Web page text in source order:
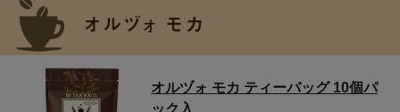
オルヅォ モカ ティーバッグ 10個パ